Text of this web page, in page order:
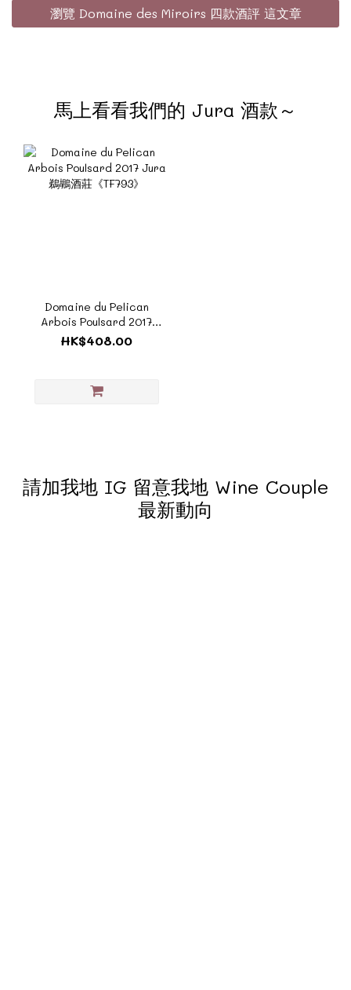
瀏覽 Domaine des Miroirs 四款酒評 這文章
馬上看看我們的 Jura 酒款～
Domaine du Pelican
Arbois Poulsard 2017
Jura 鵜鶘酒莊《TF793》
HK$408.00
請加我地 IG 留意我地 Wine Couple
最新動向